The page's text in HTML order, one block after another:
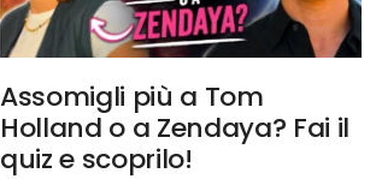
Assomigli più a Tom
Holland o a Zendaya? Fai il
quiz e scoprilo!